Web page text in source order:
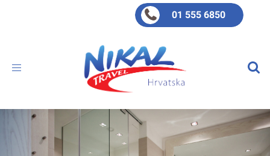
01 555 6850
Toggle